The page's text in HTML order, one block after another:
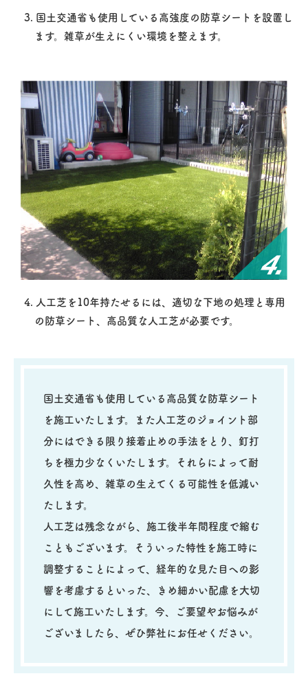
3. 国土交通省も使用している高強度の防草シートを設置し
ます。雑草が生えにくい環境を整えます。
4. 人工芝を10年持たせるには、適切な下地の処理と専用
の防草シート、高品質な人工芝が必要です。
国土交通省も使用している高品質な防草シート
を施工いたします。また人工芝のジョイント部
分にはできる限り接着止めの手法をとり、釘打
ちを極力少なくいたします。それらによって耐
久性を高め、雑草の生えてくる可能性を低減い
たします。
人工芝は残念ながら、施工後半年間程度で縮む
こともございます。そういった特性を施工時に
調整することによって、経年的な見た目への影
響を考慮するといった、きめ細かい配慮を大切
にして施工いたします。今、ご要望やお悩みが
ございましたら、ぜひ弊社にお任せください。